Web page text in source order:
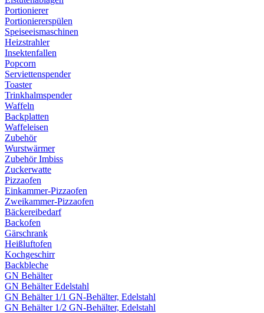
Portionierer
Portioniererspülen
Speiseeismaschinen
Heizstrahler
Insektenfallen
Popcorn
Serviettenspender
Toaster
Trinkhalmspender
Waffeln
Backplatten
Waffeleisen
Zubehör
Wurstwärmer
Zubehör Imbiss
Zuckerwatte
Pizzaofen
Einkammer-Pizzaofen
Zweikammer-Pizzaofen
Bäckereibedarf
Backofen
Gärschrank
Heißluftofen
Kochgeschirr
Backbleche
GN Behälter
GN Behälter Edelstahl
GN Behälter 1/1 GN-Behälter, Edelstahl
GN Behälter 1/2 GN-Behälter, Edelstahl